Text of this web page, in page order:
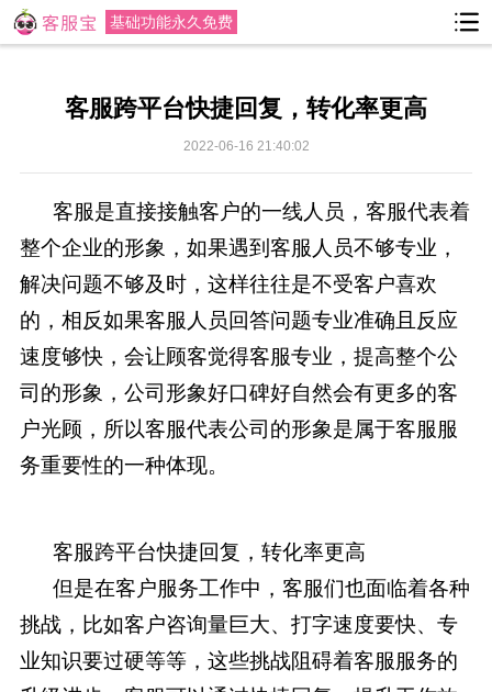
基础功能永久免费
客服跨平台快捷回复，转化率更高
2022-06-16 21:40:02
客服是直接接触客户的一线人员，客服代表着
整个企业的形象，如果遇到客服人员不够专业，
解决问题不够及时，这样往往是不受客户喜欢
的，相反如果客服人员回答问题专业准确且反应
速度够快，会让顾客觉得客服专业，提高整个公
司的形象，公司形象好口碑好自然会有更多的客
户光顾，所以客服代表公司的形象是属于客服服
务重要性的一种体现。
客服跨平台快捷回复，转化率更高
但是在客户服务工作中，客服们也面临着各种
挑战，比如客户咨询量巨大、打字速度要快、专
业知识要过硬等等，这些挑战阻碍着客服服务的